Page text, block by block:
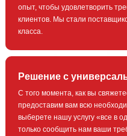
опыт, чтобы удовлетворить
клиентов. Мы стали
класса.
Решение с
С того момента, как вы
предоставим вам всю
выберете нашу услугу «все в
только сообщить нам ваши